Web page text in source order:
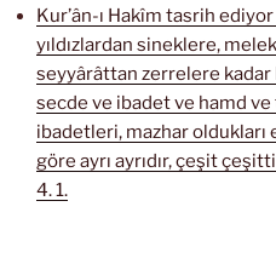
Kur’ân-ı Hakîm tasrih
yıldızlardan sineklere,
seyyârâttan zerrelere kadar
secde ve ibadet ve hamd
ibadetleri, mazhar
göre ayrı ayrıdır, çeşit
4. 1.